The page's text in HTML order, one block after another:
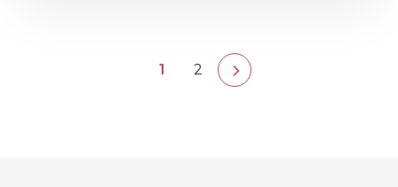
1 2